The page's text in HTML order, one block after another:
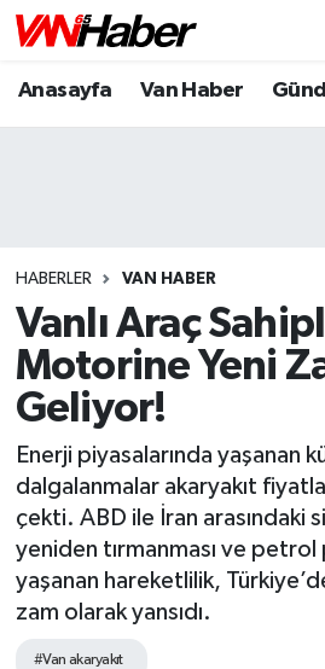
Anasayfa Van Haber
HABERLER VAN HABER
Vanlı Araç
Motorine Yeni
Geliyor!
Enerji piyasalarında yaşanan
dalgalanmalar akaryakıt
çekti. ABD ile İran arasındaki
yeniden tırmanması ve petrol
yaşanan hareketlilik,
zam olarak yansıdı.
#Van akaryakıt
Nöbetçi Eczaneler
Puan Durumu ve Fikstür
Tüm Manşetler
Son Dakika Haberleri
Haber Arşivi